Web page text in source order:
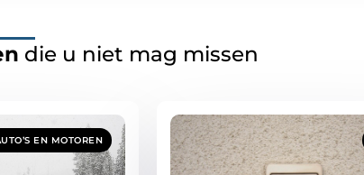
die u niet mag missen
EN MOTOREN